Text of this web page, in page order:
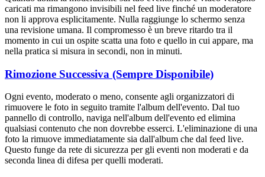
caricati ma rimangono invisibili nel feed live finché un moderatore
non li approva esplicitamente. Nulla raggiunge lo schermo senza
una revisione umana. Il compromesso è un breve ritardo tra il
momento in cui un ospite scatta una foto e quello in cui appare, ma
nella pratica si misura in secondi, non in minuti.
Rimozione Successiva (Sempre Disponibile)
Ogni evento, moderato o meno, consente agli organizzatori di
rimuovere le foto in seguito tramite l'album dell'evento. Dal tuo
pannello di controllo, naviga nell'album dell'evento ed elimina
qualsiasi contenuto che non dovrebbe esserci. L'eliminazione di una
foto la rimuove immediatamente sia dall'album che dal feed live.
Questo funge da rete di sicurezza per gli eventi non moderati e da
seconda linea di difesa per quelli moderati.